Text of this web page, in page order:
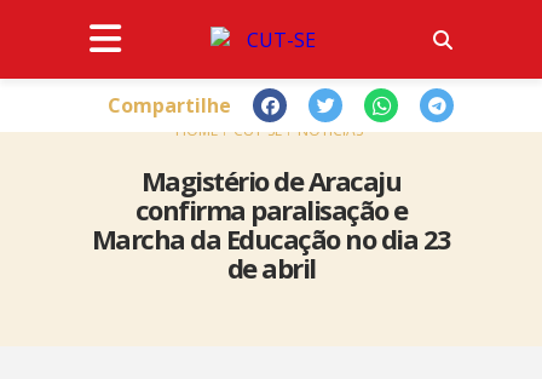
HOME CUT-SE NOTÍCIAS
Magistério de Aracaju
confirma paralisação e
Marcha da Educação no dia 23
de abril
Compartilhe